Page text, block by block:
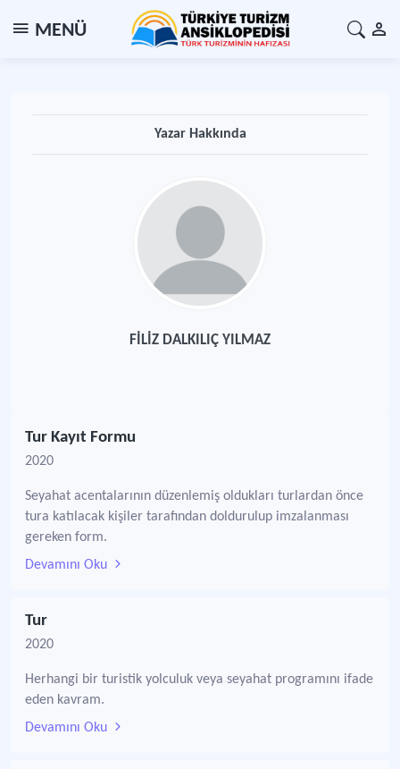
MENÜ
Yazar Hakkında
FİLİZ DALKILIÇ YILMAZ
Tur Kayıt Formu
2020
Seyahat acentalarının düzenlemiş oldukları turlardan önce
tura katılacak kişiler tarafından doldurulup imzalanması
gereken form.
Devamını Oku
Tur
2020
Herhangi bir turistik yolculuk veya seyahat programını ifade
eden kavram.
Devamını Oku